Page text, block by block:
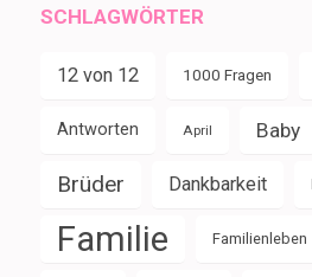
SCHLAGWÖRTER
12 von 12 1000 Fragen
Antworten April Baby
Brüder Dankbarkeit
Familie Familienleben